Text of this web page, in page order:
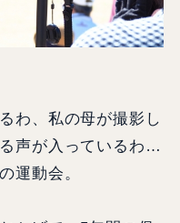
わ、私の母が撮影し
声が入っているわ…
運動会。